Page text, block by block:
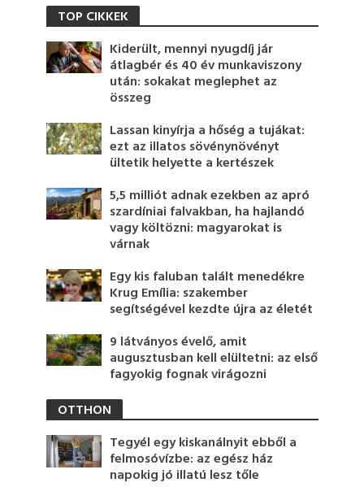
TOP CIKKEK
Kiderült, mennyi nyugdíj jár
átlagbér és 40 év munkaviszony
után: sokakat meglephet az
összeg
Lassan kinyírja a hőség a tujákat:
ezt az illatos sövénynövényt
ültetik helyette a kertészek
5,5 milliót adnak ezekben az apró
szardíniai falvakban, ha hajlandó
vagy költözni: magyarokat is
várnak
Egy kis faluban talált menedékre
Krug Emília: szakember
segítségével kezdte újra az életét
9 látványos évelő, amit
augusztusban kell elültetni: az első
fagyokig fognak virágozni
OTTHON
Tegyél egy kiskanálnyit ebből a
felmosóvízbe: az egész ház
napokig jó illatú lesz tőle